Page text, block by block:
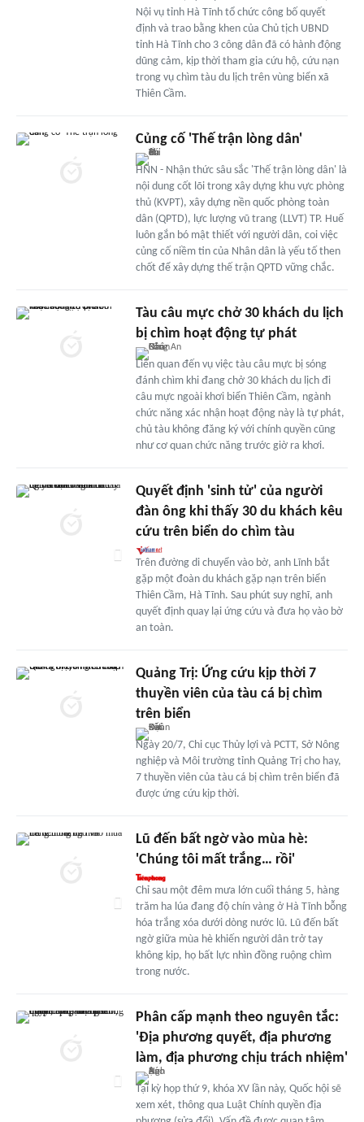
Nội vụ tỉnh Hà Tĩnh tổ chức công bố quyết
định và trao bằng khen của Chủ tịch UBND
tỉnh Hà Tĩnh cho 3 công dân đã có hành động
dũng cảm, kịp thời tham gia cứu hộ, cứu nạn
trong vụ chìm tàu du lịch trên vùng biển xã
Thiên Cầm.
Củng cố 'Thế trận lòng dân'
HNN - Nhận thức sâu sắc 'Thế trận lòng dân' là
nội dung cốt lõi trong xây dựng khu vực phòng
thủ (KVPT), xây dựng nền quốc phòng toàn
dân (QPTD), lực lượng vũ trang (LLVT) TP. Huế
luôn gắn bó mật thiết với người dân, coi việc
củng cố niềm tin của Nhân dân là yếu tố then
chốt để xây dựng thế trận QPTD vững chắc.
Tàu câu mực chở 30 khách du lịch
bị chìm hoạt động tự phát
Liên quan đến vụ việc tàu câu mực bị sóng
đánh chìm khi đang chở 30 khách du lịch đi
câu mực ngoài khơi biển Thiên Cầm, ngành
chức năng xác nhận hoạt động này là tự phát,
chủ tàu không đăng ký với chính quyền cũng
như cơ quan chức năng trước giờ ra khơi.
Quyết định 'sinh tử' của người
đàn ông khi thấy 30 du khách kêu
cứu trên biển do chìm tàu
Trên đường di chuyển vào bờ, anh Lĩnh bắt
gặp một đoàn du khách gặp nạn trên biển
Thiên Cầm, Hà Tĩnh. Sau phút suy nghĩ, anh
quyết định quay lại ứng cứu và đưa họ vào bờ
an toàn.
Quảng Trị: Ứng cứu kịp thời 7
thuyền viên của tàu cá bị chìm
trên biển
Ngày 20/7, Chi cục Thủy lợi và PCTT, Sở Nông
nghiệp và Môi trường tỉnh Quảng Trị cho hay,
7 thuyền viên của tàu cá bị chìm trên biển đã
được ứng cứu kịp thời.
Lũ đến bất ngờ vào mùa hè:
'Chúng tôi mất trắng… rồi'
Chỉ sau một đêm mưa lớn cuối tháng 5, hàng
trăm ha lúa đang độ chín vàng ở Hà Tĩnh bỗng
hóa trắng xóa dưới dòng nước lũ. Lũ đến bất
ngờ giữa mùa hè khiến người dân trở tay
không kịp, họ bất lực nhìn đồng ruộng chìm
trong nước.
Phân cấp mạnh theo nguyên tắc:
'Địa phương quyết, địa phương
làm, địa phương chịu trách nhiệm'
Tại kỳ họp thứ 9, khóa XV lần này, Quốc hội sẽ
xem xét, thông qua Luật Chính quyền địa